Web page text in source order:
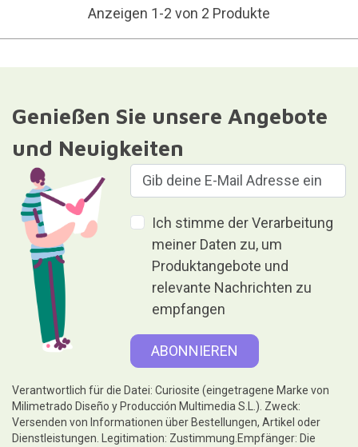
Anzeigen 1-2 von 2 Produkte
Genießen Sie unsere Angebote
und Neuigkeiten
Ich stimme der Verarbeitung
meiner Daten zu, um
Produktangebote und
relevante Nachrichten zu
empfangen
Verantwortlich für die Datei: Curiosite (eingetragene Marke von
Milimetrado Diseño y Producción Multimedia S.L.). Zweck:
Versenden von Informationen über Bestellungen, Artikel oder
Dienstleistungen. Legitimation: Zustimmung.Empfänger: Die